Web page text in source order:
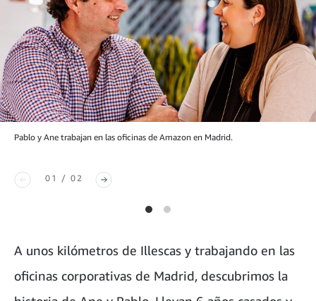
Pablo y Ane trabajan en las oficinas de Amazon en Madrid.
01 / 02
A unos kilómetros de Illescas y trabajando en las
oficinas corporativas de Madrid, descubrimos la